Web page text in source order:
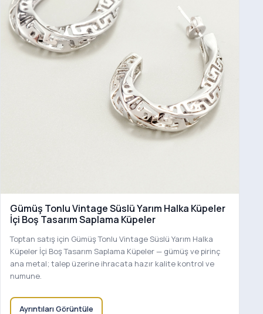
Gümüş Tonlu Vintage Süslü Yarım Halka Küpeler
İçi Boş Tasarım Saplama Küpeler
Toptan satış için Gümüş Tonlu Vintage Süslü Yarım Halka
Küpeler İçi Boş Tasarım Saplama Küpeler — gümüş ve pirinç
ana metal; talep üzerine ihracata hazır kalite kontrol ve
numune.
Ayrıntıları Görüntüle